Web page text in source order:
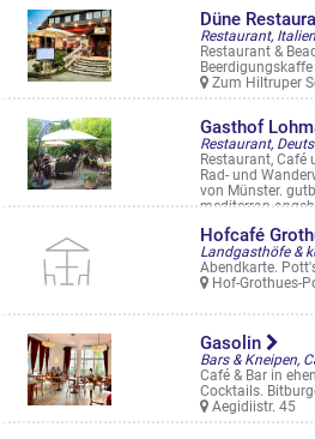
Düne
Restaurant,
Restaurant &
Beerdigungskaffe
Zum Hiltruper
Restaurant, Café
Rad- und
von Münster.
mediterran
Albersloher Str.
Hofcafé
Abendkarte.
Hof-Grothues-
Gasolin
Café & Bar in
Cocktails.
Aegidiistr. 45